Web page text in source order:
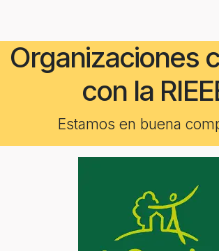
Organizaciones
con la
Estamos en buena